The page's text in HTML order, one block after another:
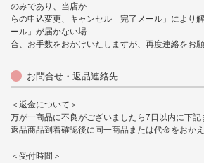
のみであり、当店か
らの申込変更、キャンセル「完了メール」により
ール」が届かない場
合、お手数をおかけいたしますが、再度連絡をお願
お問合せ・返品連絡先
＜返金について＞
万が一商品に不良がございましたら7日以内に下記
返品商品到着確認後に同一商品または代金をおかえ
＜受付時間＞